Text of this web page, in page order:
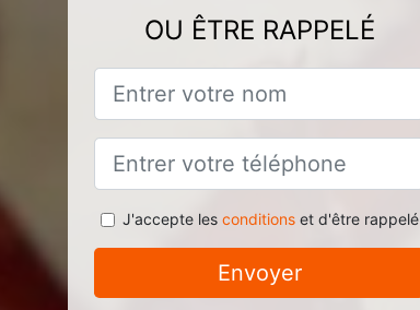
OU ÊTRE RAPPELÉ
J'accepte les conditionset d'être rappelé
Envoyer